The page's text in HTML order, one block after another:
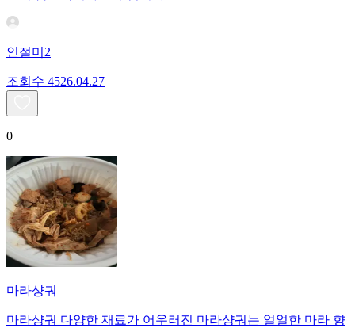
인절미2
조회수 4526.04.27
0
마라샹궈
마라샹궈 다양한 재료가 어우러진 마라샹궈는 얼얼한 마라 향